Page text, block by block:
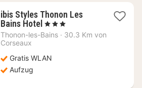
ibis Styles Thonon Les
Bains Hotel 1
Nacht
€
, 3 Sterne
Thonon-les-Bains · 30.3 Km von
Corseaux
Gratis WLAN
Aufzug